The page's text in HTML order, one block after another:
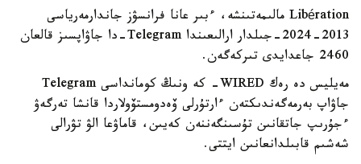
Libération مالىمەتىنشە، ءبىر عانا فرانسۋز جاندارمەرياسى
2013-2024-جىلدار ارالىعىندا Telegram-دا جاۋاپسىز قالعان
2460 جاعدايدى تىركەگەن.
مەيليس دە رەك WIRED- كە ونىڭ كومانداسى Telegram
جاۋاپ بەرمەگەندىكتەن ءارتۇرلى ۆەدومستۆولاردا قانشا تەرگەۋ
ءجۇرىپ جاتقانىن تۇسىنگەننەن كەيىن، قاماۋعا الۋ تۋرالى
شەشىم قابىلدانعانىن ايتتى.